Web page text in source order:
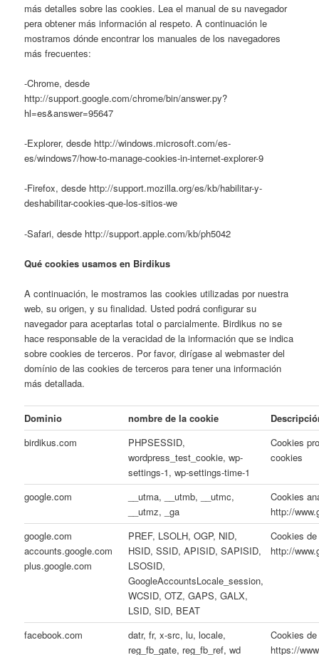
más detalles sobre las cookies. Lea el manual de su navegador
pera obtener más información al respeto. A continuación le
mostramos dónde encontrar los manuales de los navegadores
más frecuentes:
-Chrome, desde
http://support.google.com/chrome/bin/answer.py?
hl=es&answer=95647
-Explorer, desde http://windows.microsoft.com/es-
es/windows7/how-to-manage-cookies-in-internet-explorer-9
-Firefox, desde http://support.mozilla.org/es/kb/habilitar-y-
deshabilitar-cookies-que-los-sitios-we
-Safari, desde http://support.apple.com/kb/ph5042
Qué cookies usamos en Birdikus
A continuación, le mostramos las cookies utilizadas por nuestra
web, su origen, y su finalidad. Usted podrá configurar su
navegador para aceptarlas total o parcialmente. Birdikus no se
hace responsable de la veracidad de la información que se indica
sobre cookies de terceros. Por favor, dirígase al webmaster del
domínio de las cookies de terceros para tener una información
más detallada.
Dominio nombre de la cookie
birdikus.com
PHPSESSID,
wordpress_test_cookie, wp-
settings-1, wp-settings-time-1
Cookies
cookies
google.com
__utma, __utmb, __utmc,
__utmz, _ga
Cookies
http://
google.com
accounts.google.com
plus.google.com
PREF, LSOLH, OGP, NID,
HSID, SSID, APISID, SAPISID,
LSOSID,
GoogleAccountsLocale_session,
WCSID, OTZ, GAPS, GALX,
LSID, SID, BEAT
Cookies
http://
facebook.com
datr, fr, x-src, lu, locale,
reg_fb_gate, reg_fb_ref, wd
Cookies
https://